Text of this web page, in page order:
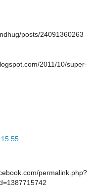
posts/24091360263
2011/10/super-
permalink.php?